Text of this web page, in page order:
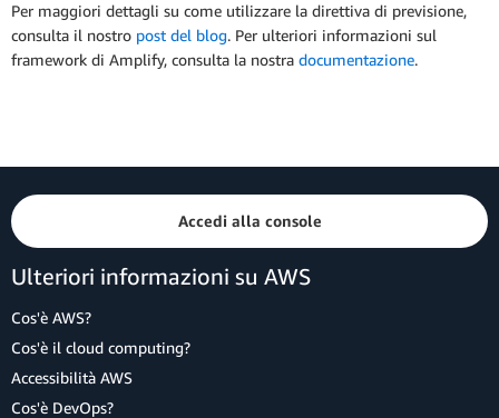
Per maggiori dettagli su come utilizzare la direttiva di previsione,
consulta il nostro post del blog. Per ulteriori informazioni sul
framework di Amplify, consulta la nostra documentazione.
Accedi alla console
Ulteriori informazioni su AWS
Cos'è AWS?
Cos'è il cloud computing?
Accessibilità AWS
Cos'è DevOps?